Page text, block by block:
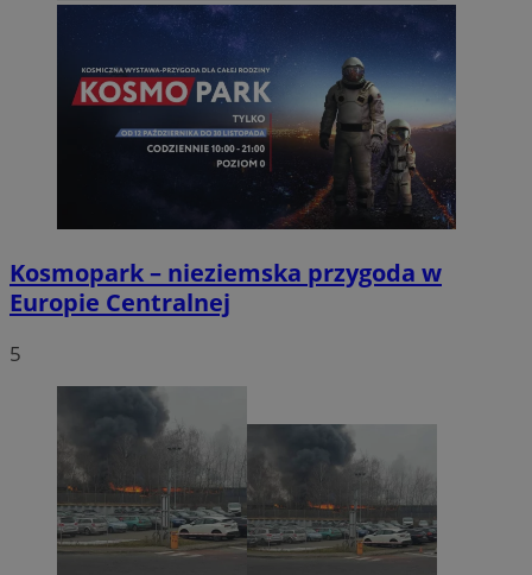
Kosmopark – nieziemska przygoda w
Europie Centralnej
5